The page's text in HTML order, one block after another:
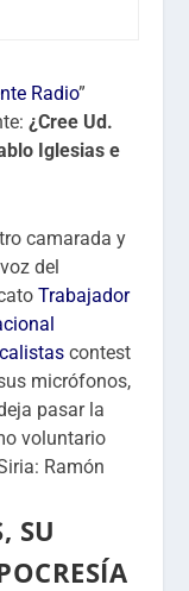
Radio”
¿Cree Ud.
Iglesias e
camarada y
del
Trabajador
contest
micrófonos,
pasar la
voluntario
Ramón
SU